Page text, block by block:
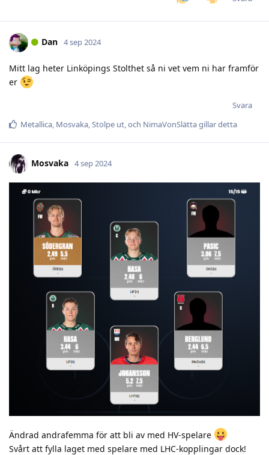
Dan 4 sep 2024
Mitt lag heter Linköpings Stolthet så ni vet vem ni har framför
er
Svara
Metallica, Mosvaka,Stolpe ut, och NimaVonSlättagillar detta
Mosvaka 4 sep 2024
Ändrad andrafemma för att bli av med HV-spelare
Svårt att fylla laget med spelare med LHC-kopplingar dock!